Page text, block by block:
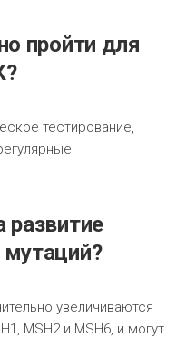
пройти для
тестирование,
увеличиваются
MSH2 и MSH6, и могут